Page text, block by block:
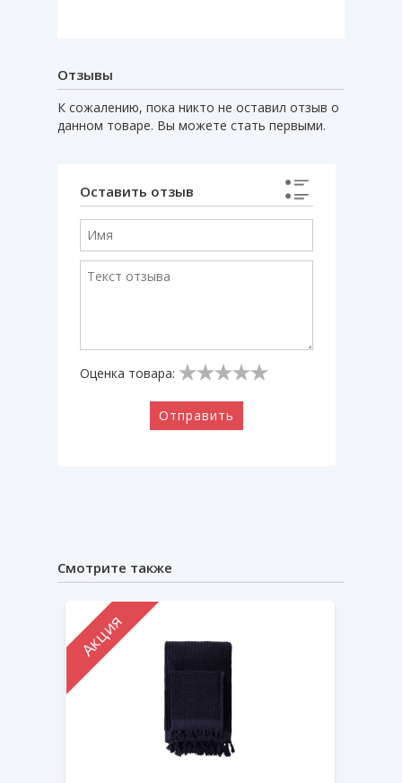
Отзывы
К сожалению, пока никто не оставил отзыв о
данном товаре. Вы можете стать первыми.
Оставить отзыв
Оценка товара:
Отправить
Смотрите также
Акция